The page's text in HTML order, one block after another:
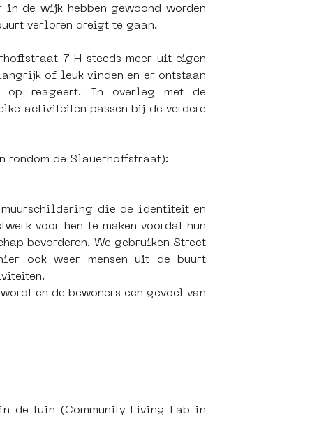
de wijk hebben gewoond worden
verloren dreigt te gaan.
7 H steeds meer uit eigen
of leuk vinden en er ontstaan
op reageert. In overleg met de
activiteiten passen bij de verdere
rondom de Slauerhoffstraat):
muurschildering die de identiteit en
voor hen te maken voordat hun
bevorderen. We gebruiken Street
ook weer mensen uit de buurt
en de bewoners een gevoel van
de tuin (Community Living Lab in